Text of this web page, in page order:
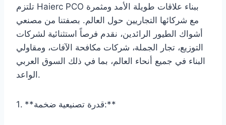
تلتزم Haierc PCO ببناء علاقات طويلة الأمد ومثمرة
مع شركائها التجاريين حول العالم. بصفتنا من مصنعي
أشواك الطيور الرائدين، نقدم فرصاً استثنائية لشركات
التوزيع، تجار الجملة، شركات مكافحة الآفات، ومقاولي
البناء في جميع أنحاء العالم، بما في ذلك السوق العربي
الواعد.
1. **قدرة تصنيعية ضخمة:**